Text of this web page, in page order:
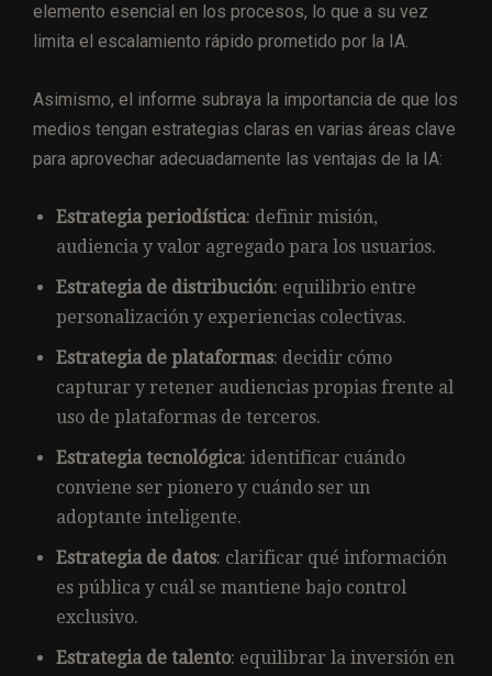
elemento esencial en los procesos, lo que a su vez
limita el escalamiento rápido prometido por la IA.
Asimismo, el informe subraya la importancia de que los
medios tengan estrategias claras en varias áreas clave
para aprovechar adecuadamente las ventajas de la IA:
Estrategia periodística: definir misión,
audiencia y valor agregado para los usuarios.
Estrategia de distribución: equilibrio entre
personalización y experiencias colectivas.
Estrategia de plataformas: decidir cómo
capturar y retener audiencias propias frente al
uso de plataformas de terceros.
Estrategia tecnológica: identificar cuándo
conviene ser pionero y cuándo ser un
adoptante inteligente.
Estrategia de datos: clarificar qué información
es pública y cuál se mantiene bajo control
exclusivo.
Estrategia de talento: equilibrar la inversión en